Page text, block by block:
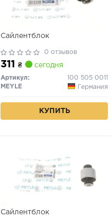
Сайлентблок
0 отзывов
311 ₴ сегодня
Артикул:
100 505 0011
MEYLE
Германия
КУПИТЬ
Сайлентблок